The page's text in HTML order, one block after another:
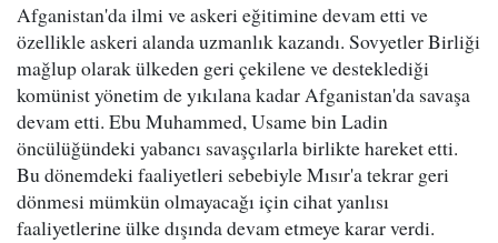
Afganistan'da ilmi ve askeri eğitimine devam etti ve
özellikle askeri alanda uzmanlık kazandı. Sovyetler Birliği
mağlup olarak ülkeden geri çekilene ve desteklediği
komünist yönetim de yıkılana kadar Afganistan'da savaşa
devam etti. Ebu Muhammed, Usame bin Ladin
öncülüğündeki yabancı savaşçılarla birlikte hareket etti.
Bu dönemdeki faaliyetleri sebebiyle Mısır'a tekrar geri
dönmesi mümkün olmayacağı için cihat yanlısı
faaliyetlerine ülke dışında devam etmeye karar verdi.